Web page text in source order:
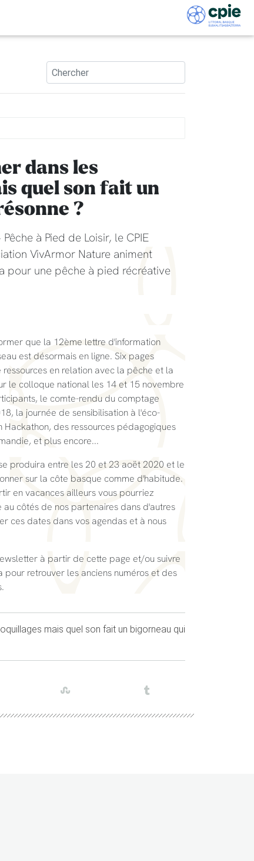
dans les
quel son fait un
?
à Pied de Loisir, le CPIE
VivArmor Nature animent
pour une pêche à pied récréative
que la 12ème lettre d'information
est désormais en ligne. Six pages
en relation avec la pêche et la
le colloque national les 14 et 15 novembre
le comte-rendu du comptage
la journée de sensibilisation à l'éco-
Hackathon, des ressources pédagogiques
et plus encore...
produira entre les 20 et 23 aoët 2020 et le
sur la côte basque comme d'habitude.
en vacances ailleurs vous pourriez
côtés de nos partenaires dans d'autres
ces dates dans vos agendas et à nous
à partir de cette page et/ou suivre
pour retrouver les anciens numéros et des
mais quel son fait un bigorneau qui